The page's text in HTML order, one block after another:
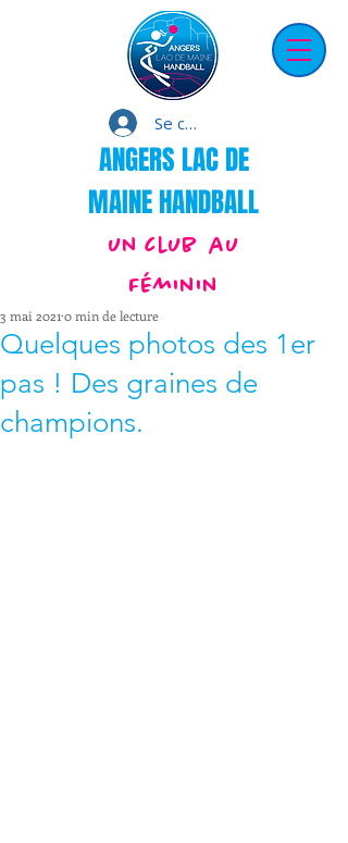
Se connecter
ANGERS LAC DE
MAINE HANDBALL
un club au
Féminin
Quelques photos des 1er
pas ! Des graines de
champions.
3 mai 2021 0 min de lecture